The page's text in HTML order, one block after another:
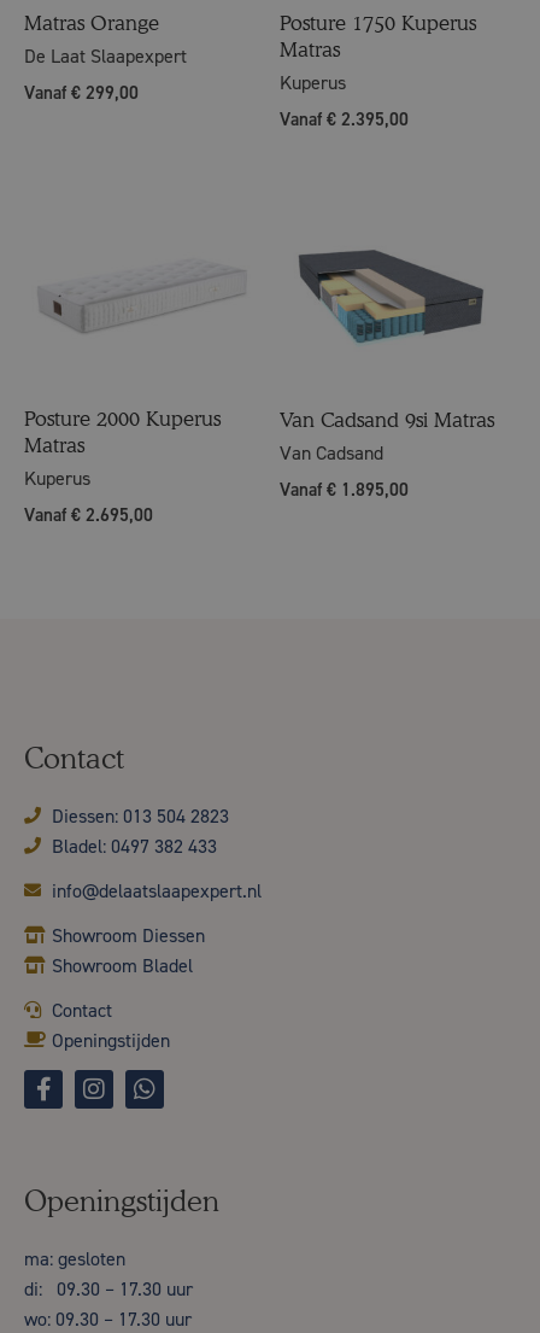
Matras Orange
De Laat Slaapexpert
Vanaf € 299,00
Posture 1750 Kuperus
Matras
Kuperus
Vanaf € 2.395,00
Posture 2000 Kuperus
Matras
Kuperus
Vanaf € 2.695,00
Van Cadsand 9si Matras
Van Cadsand
Vanaf € 1.895,00
Contact
Diessen: 013 504 2823
Bladel: 0497 382 433
info@delaatslaapexpert.nl
Showroom Diessen
Showroom Bladel
Contact
Openingstijden
Openingstijden
ma: gesloten
di: 09.30 – 17.30 uur
wo: 09.30 – 17.30 uur